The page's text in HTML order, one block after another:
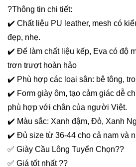
?Thông tin chi tiết:
✔️ Chất liệu PU leather, mesh có
đẹp, nhẹ.
✔️ Đế làm chất liệu kếp, Eva có độ
trơn trượt hoàn hảo
✔️ Phù hợp các loại sân: bê tông,
✔️ Form giày ôm, tạo cảm giác dễ
phù hợp với chân của người Việt.
✔️ Màu sắc: Xanh đậm, Đỏ, Xanh
✔️ Đủ size từ 36-44 cho cả nam và
✅ Giày Cầu Lông Tuyển Chọn??
✅ Giá tốt nhất ??